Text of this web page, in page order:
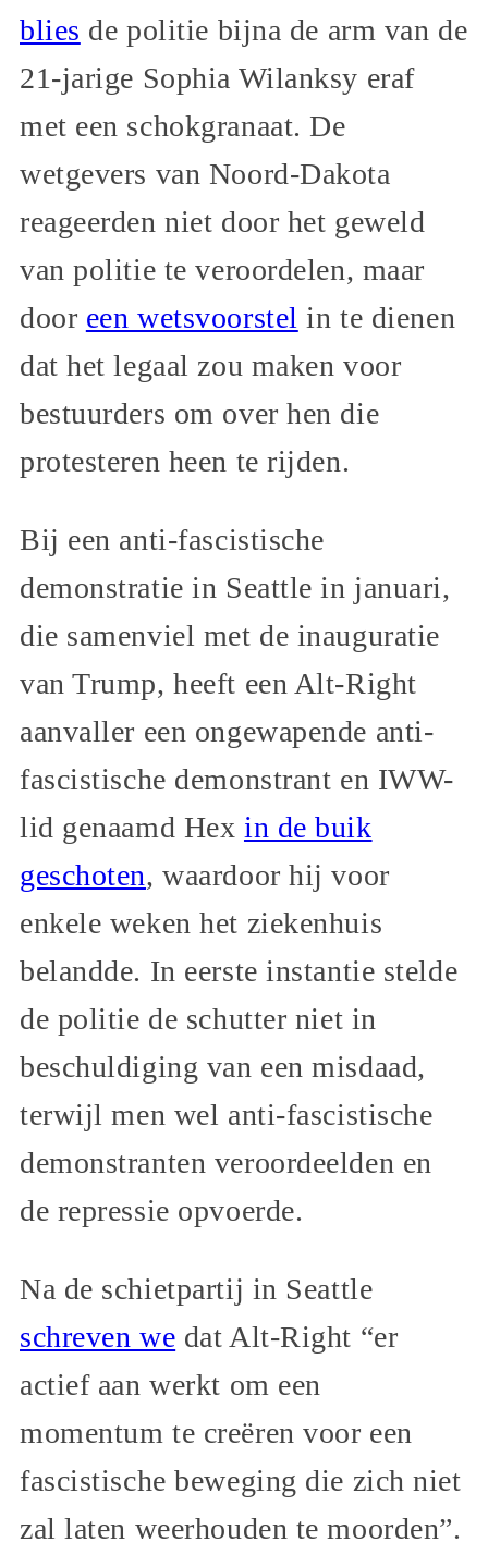
blies de politie bijna de arm van de
21-jarige Sophia Wilanksy eraf
met een schokgranaat. De
wetgevers van Noord-Dakota
reageerden niet door het geweld
van politie te veroordelen, maar
door een wetsvoorstel in te dienen
dat het legaal zou maken voor
bestuurders om over hen die
protesteren heen te rijden.
Bij een anti-fascistische
demonstratie in Seattle in januari,
die samenviel met de inauguratie
van Trump, heeft een Alt-Right
aanvaller een ongewapende anti-
fascistische demonstrant en IWW-
lid genaamd Hex in de buik
geschoten, waardoor hij voor
enkele weken het ziekenhuis
belandde. In eerste instantie stelde
de politie de schutter niet in
beschuldiging van een misdaad,
terwijl men wel anti-fascistische
demonstranten veroordeelden en
de repressie opvoerde.
Na de schietpartij in Seattle
schreven we dat Alt-Right “er
actief aan werkt om een
momentum te creëren voor een
fascistische beweging die zich niet
zal laten weerhouden te moorden”.